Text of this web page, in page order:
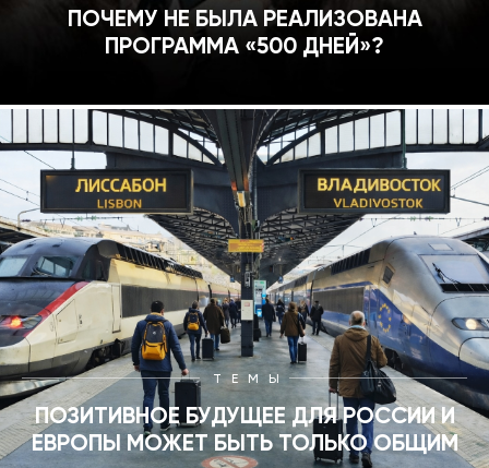
ПОЧЕМУ НЕ БЫЛА РЕАЛИЗОВАНА
ПРОГРАММА «500 ДНЕЙ»?
ТЕМЫ
ПОЗИТИВНОЕ БУДУЩЕЕ ДЛЯ РОССИИ И
ЕВРОПЫ МОЖЕТ БЫТЬ ТОЛЬКО ОБЩИМ